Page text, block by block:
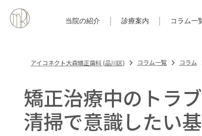
当院の紹介 診療案内 コラム一
アイコネクト大森矯正歯科 (品川区) コラム一覧 コラム
矯正治療中のトラ
清掃で意識したい